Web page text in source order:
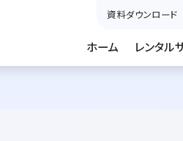
資料ダウンロード
ホーム
レンタル